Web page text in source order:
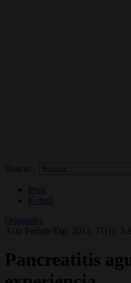
Buscar...
Print
E-mail
Originales
Acta Pediatr Esp. 2013; 71(1): 3-8
Pancreatitis